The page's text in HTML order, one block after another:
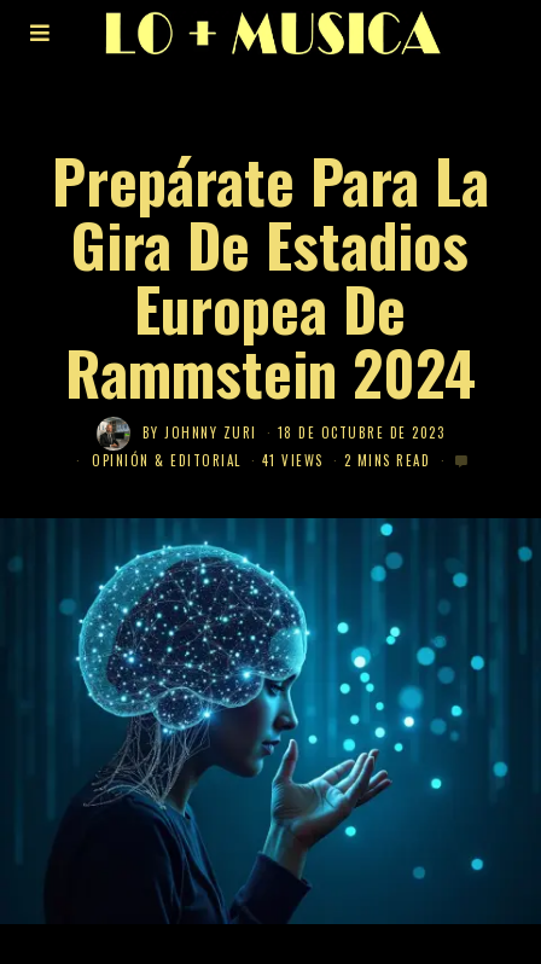
Prepárate Para La
Gira De Estadios
Europea De
Rammstein 2024
BYJOHNNY ZURI
18 DE OCTUBRE DE 2023
OPINIÓN & EDITORIAL
41 VIEWS 2 MINS READ